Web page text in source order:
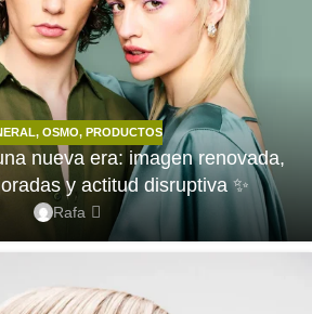
, OSMO, PRODUCTOS
nueva era: imagen renovada,
y actitud disruptiva ✨
Rafa